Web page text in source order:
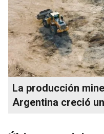
La producción
Argentina creció